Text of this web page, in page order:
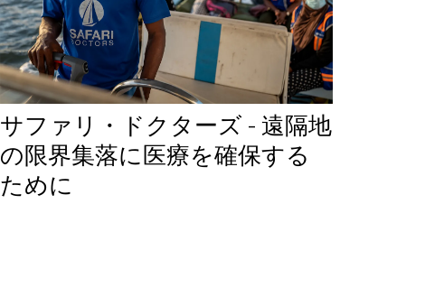
サファリ・ドクターズ - 遠隔地
の限界集落に医療を確保する
ために